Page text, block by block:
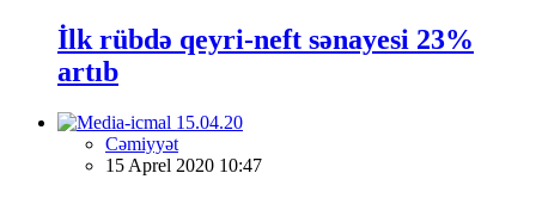
İlk rübdə qeyri-neft sənayesi 23%
artıb
Cəmiyyət
15 Aprel 2020 10:47